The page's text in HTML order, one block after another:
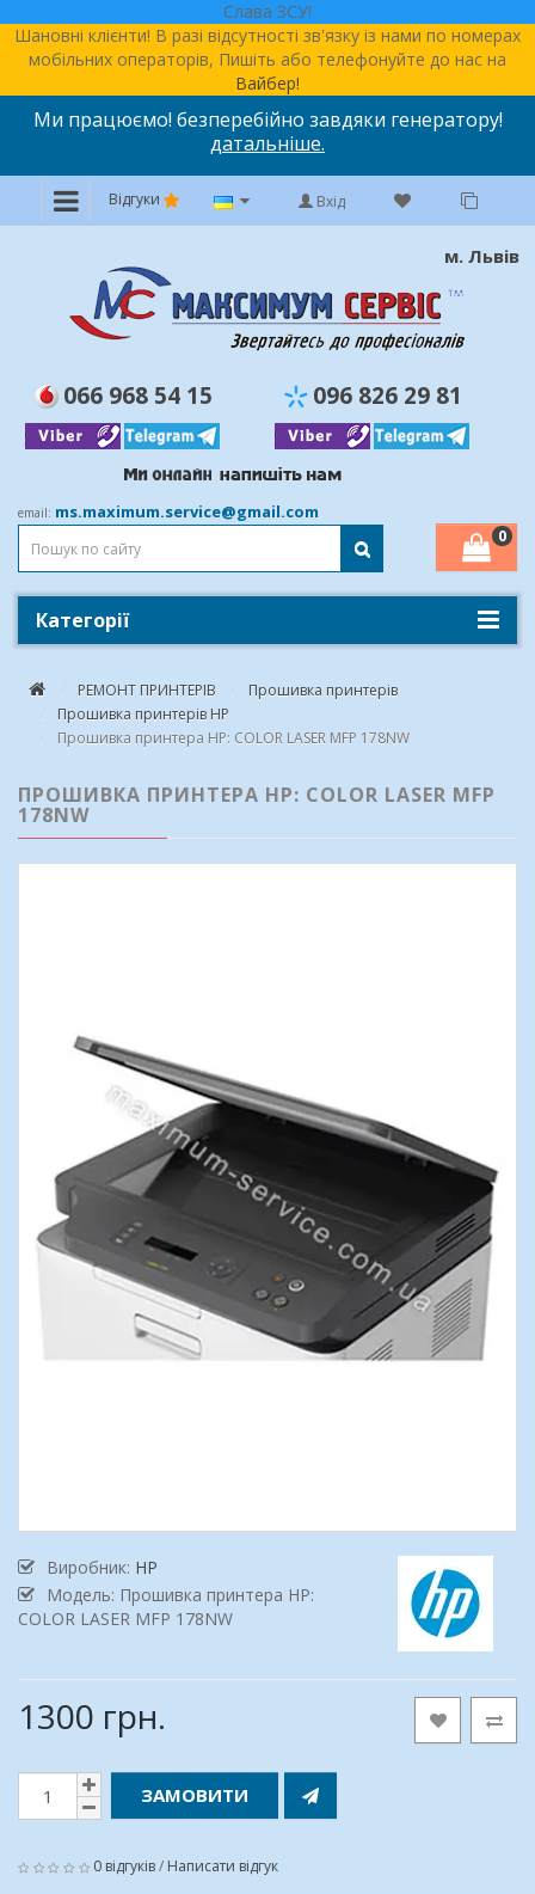
Слава ЗСУ!
Шановні клієнти! В разі відсутності зв'язку із нами по номерах
мобільних операторів, Пишіть або телефонуйте до нас на
Вайбер!
Ми працюємо! безперебійно завдяки генератору!
датальніше.
Відгуки Вхід
м. Львів
066 968 54 15 096 826 29 81
email: ms.maximum.service@gmail.com
0
Категорії
РЕМОНТ ПРИНТЕРІВ
Прошивка принтерів
Прошивка принтерів HP
Прошивка принтера HP: COLOR LASER MFP 178NW
ПРОШИВКА ПРИНТЕРА HP: COLOR LASER MFP
178NW
Виробник: HP
Модель: Прошивка принтера HP:
COLOR LASER MFP 178NW
1300 грн.
ЗАМОВИТИ
0 відгуків/ Написати відгук